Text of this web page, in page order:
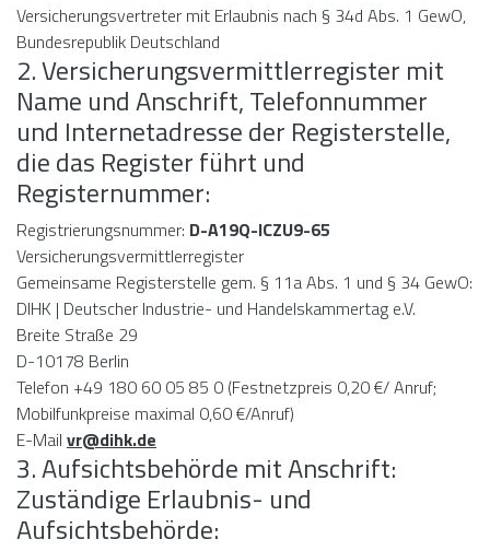
Versicherungsvertreter mit Erlaubnis nach § 34d Abs. 1 GewO,
Bundesrepublik Deutschland
2. Versicherungsvermittlerregister mit
Name und Anschrift, Telefonnummer
und Internetadresse der Registerstelle,
die das Register führt und
Registernummer:
Registrierungsnummer: D-A19Q-ICZU9-65
Versicherungsvermittlerregister
Gemeinsame Registerstelle gem. § 11a Abs. 1 und § 34 GewO:
DIHK | Deutscher Industrie- und Handelskammertag e.V.
Breite Straße 29
D-10178 Berlin
Telefon +49 180 60 05 85 0 (Festnetzpreis 0,20 €/ Anruf;
Mobilfunkpreise maximal 0,60 €/Anruf)
E-Mail vr@dihk.de
3. Aufsichtsbehörde mit Anschrift:
Zuständige Erlaubnis- und
Aufsichtsbehörde: